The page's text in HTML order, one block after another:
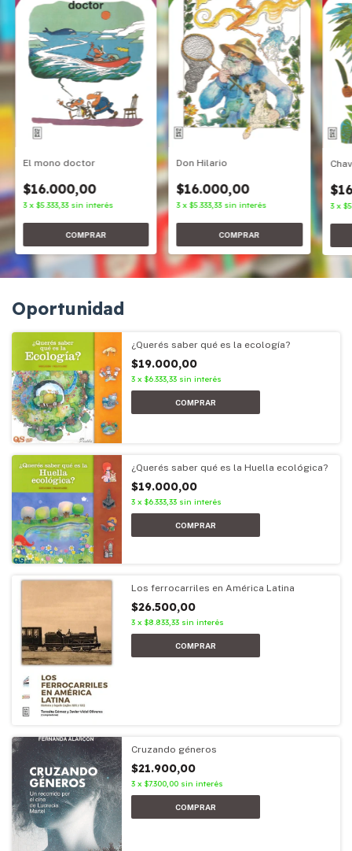
El mono doctor
$16.000,00
3 x $5.333,33 sin interés
Don Hilario
$16.000,00
3 x$5.333,33 sin interés 3 x
Oportunidad
¿Querés saber qué es la ecología?
$19.000,00
3 x $6.333,33 sin interés
¿Querés saber qué es la Huella ecológica?
$19.000,00
3 x $6.333,33 sin interés
Los ferrocarriles en América Latina
$26.500,00
3 x $8.833,33 sin interés
Cruzando géneros
$21.900,00
3 x $7.300,00 sin interés